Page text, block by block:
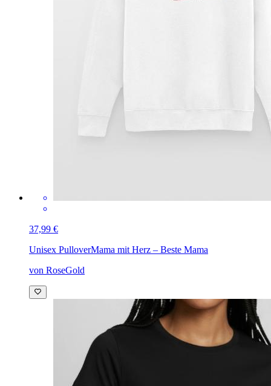
37,99 €
Unisex PulloverMama mit Herz – Beste Mama
von RoseGold